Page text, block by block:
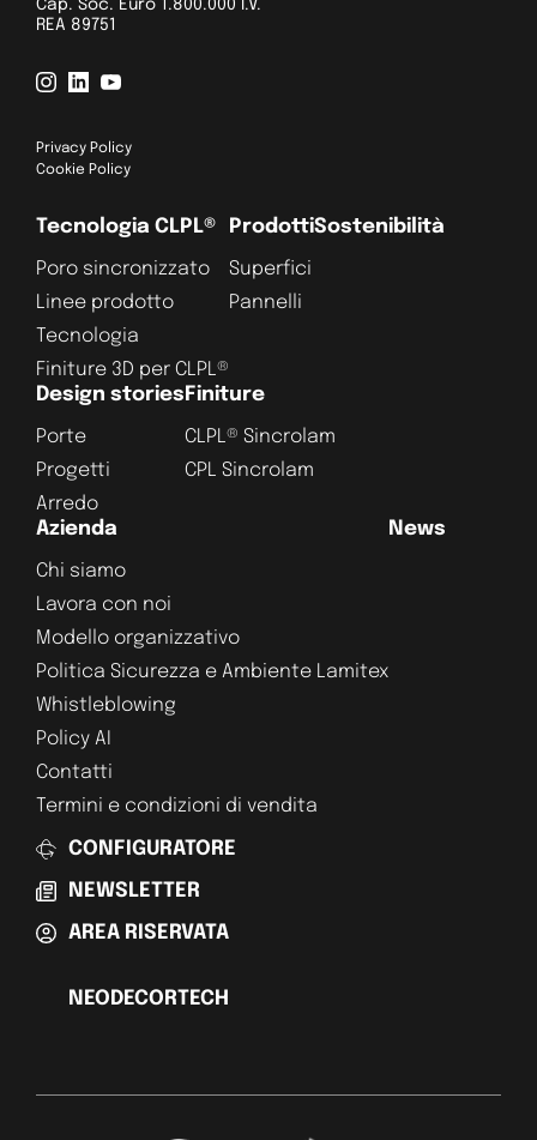
Cap. Soc. Euro 1.800.000 I.V.
REA 89751
Privacy Policy
Cookie Policy
Tecnologia CLPL®
Poro sincronizzato
Linee prodotto
Tecnologia
Finiture 3D per CLPL®
Prodotti
Superfici
Pannelli
Sostenibilità
Design stories
Porte
Progetti
Arredo
Finiture
CLPL® Sincrolam
CPL Sincrolam
Azienda
Chi siamo
Lavora con noi
Modello organizzativo
Politica Sicurezza e Ambiente Lamitex
Whistleblowing
Policy AI
Contatti
Termini e condizioni di vendita
News
CONFIGURATORE
NEWSLETTER
AREA RISERVATA
NEODECORTECH